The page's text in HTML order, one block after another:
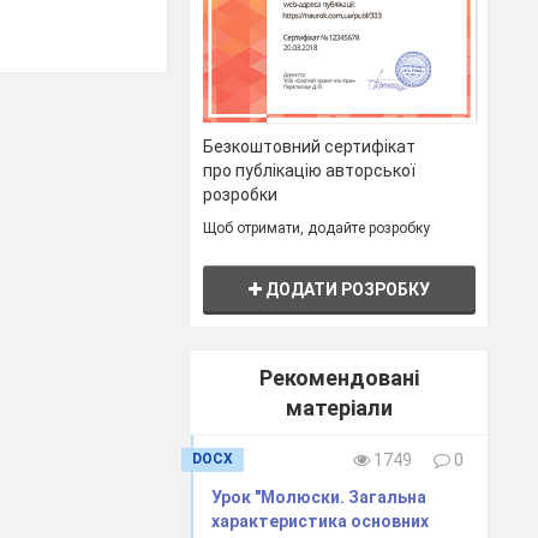
Безкоштовний сертифікат
про публікацію авторської
розробки
Щоб отримати, додайте розробку
ДОДАТИ РОЗРОБКУ
Рекомендовані
матеріали
DOCX 1749
0
Урок "Молюски. Загальна
характеристика основних